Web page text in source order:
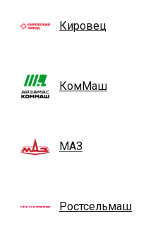
Кировец
КомМаш
МАЗ
Ростсельмаш